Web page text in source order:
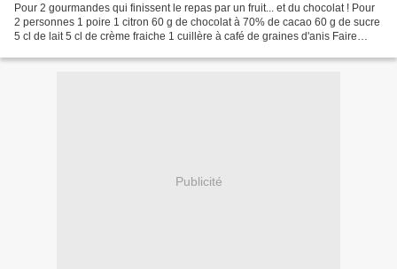
Pour 2 gourmandes qui finissent le repas par un fruit... et du chocolat ! Pour
2 personnes 1 poire 1 citron 60 g de chocolat à 70% de cacao 60 g de sucre
5 cl de lait 5 cl de crème fraiche 1 cuillère à café de graines d'anis Faire
Publicité